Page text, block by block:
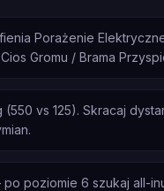
Porażenie
Gromu / Brama
(550 vs 125). Skracaj
poziomie 6 szukaj all-